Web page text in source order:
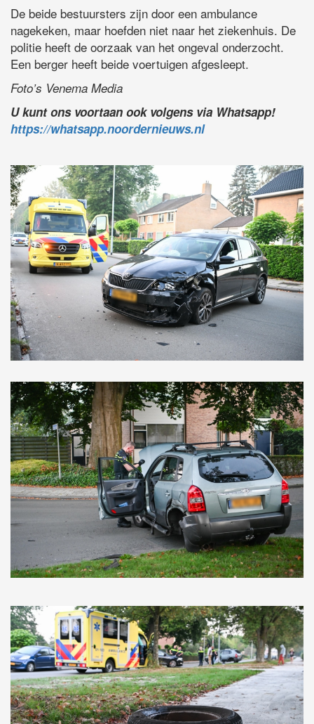
De beide bestuursters zijn door een ambulance
nagekeken, maar hoefden niet naar het ziekenhuis. De
politie heeft de oorzaak van het ongeval onderzocht.
Een berger heeft beide voertuigen afgesleept.
Foto’s Venema Media
U kunt ons voortaan ook volgens via Whatsapp!
https://whatsapp.noordernieuws.nl